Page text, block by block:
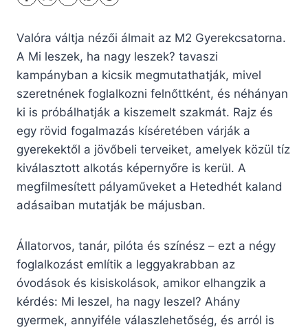
Valóra váltja nézői álmait az M2 Gyerekcsatorna.
A Mi leszek, ha nagy leszek? tavaszi
kampányban a kicsik megmutathatják, mivel
szeretnének foglalkozni felnőttként, és néhányan
ki is próbálhatják a kiszemelt szakmát. Rajz és
egy rövid fogalmazás kíséretében várják a
gyerekektől a jövőbeli terveiket, amelyek közül tíz
kiválasztott alkotás képernyőre is kerül. A
megfilmesített pályaműveket a Hetedhét kaland
adásaiban mutatják be májusban.
Állatorvos, tanár, pilóta és színész – ezt a négy
foglalkozást említik a leggyakrabban az
óvodások és kisiskolások, amikor elhangzik a
kérdés: Mi leszel, ha nagy leszel? Ahány
gyermek, annyiféle válaszlehetőség, és arról is